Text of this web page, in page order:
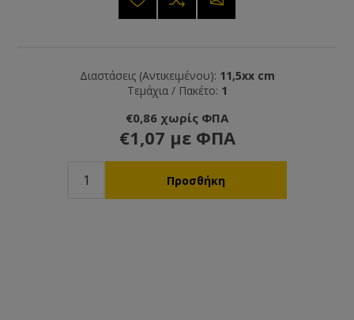
Διαστάσεις (Αντικειμένου): 11,5xx cm
Τεμάχια / Πακέτο: 1
€0,86 χωρίς ΦΠΑ
€1,07 με ΦΠΑ